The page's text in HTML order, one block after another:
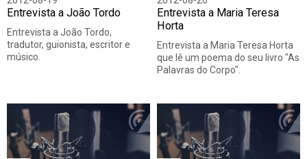
Entrevista a João Tordo
Entrevista a João Tordo,
tradutor, guionista, escritor e
músico.
Entrevista a Maria Teresa
Horta
Entrevista a Maria Teresa Horta
que lê um poema do seu livro "As
Palavras do Corpo".